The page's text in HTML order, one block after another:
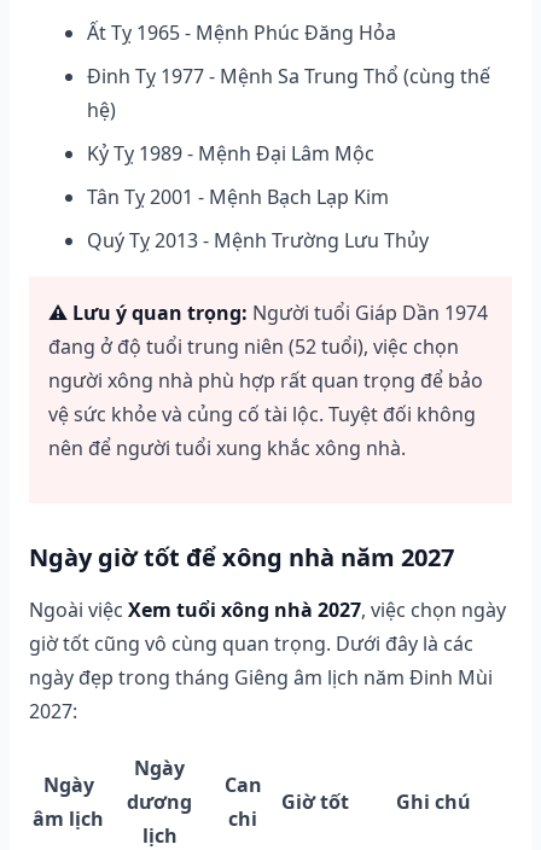
Ất Tỵ 1965 - Mệnh Phúc Đăng Hỏa
Đinh Tỵ 1977 - Mệnh Sa Trung Thổ (cùng thế
hệ)
Kỷ Tỵ 1989 - Mệnh Đại Lâm Mộc
Tân Tỵ 2001 - Mệnh Bạch Lạp Kim
Quý Tỵ 2013 - Mệnh Trường Lưu Thủy
⚠️ Lưu ý quan trọng: Người tuổi Giáp Dần 1974
đang ở độ tuổi trung niên (52 tuổi), việc chọn
người xông nhà phù hợp rất quan trọng để bảo
vệ sức khỏe và củng cố tài lộc. Tuyệt đối không
nên để người tuổi xung khắc xông nhà.
Ngày giờ tốt để xông nhà năm 2027
Ngoài việc Xem tuổi xông nhà 2027, việc chọn ngày
giờ tốt cũng vô cùng quan trọng. Dưới đây là các
ngày đẹp trong tháng Giêng âm lịch năm Đinh Mùi
2027:
Ngày
âm lịch
Ngày
dương
lịch
Can
chi
Giờ tốt Ghi chú